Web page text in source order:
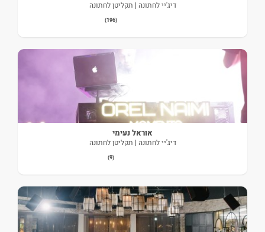
דיג'יי לחתונה | תקליטן לחתונה
(196)
אוראל נעימי
דיג'יי לחתונה | תקליטן לחתונה
(9)